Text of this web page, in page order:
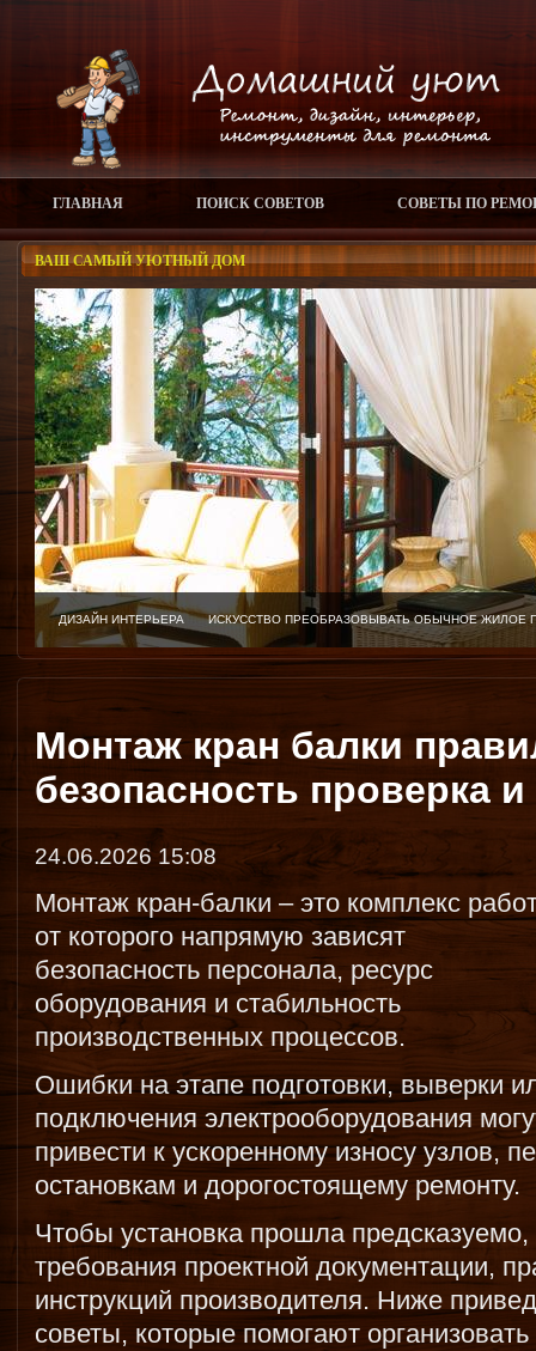
ГЛАВНАЯ ПОИСК СОВЕТОВ СОВЕТЫ ПО
ВАШ САМЫЙ УЮТНЫЙ ДОМ
ДИЗАЙН ИНТЕРЬЕРА ИСКУССТВО ПРЕОБРАЗОВЫВАТЬ ОБЫЧНОЕ
Монтаж кран балки
безопасность проверка
24.06.2026 15:08
Монтаж кран-балки – это комплекс
от которого напрямую зависят
безопасность персонала, ресурс
оборудования и стабильность
производственных процессов.
Ошибки на этапе подготовки, выверки
подключения электрооборудования
привести к ускоренному износу узлов,
остановкам и дорогостоящему ремонту.
Чтобы установка прошла
требования проектной документации,
инструкций производителя. Ниже
советы, которые помогают